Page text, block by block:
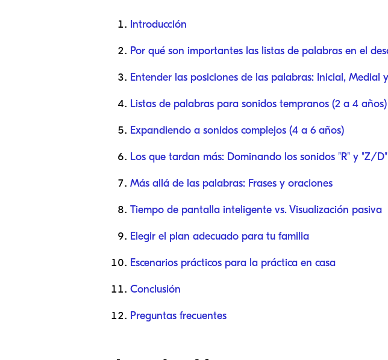
Introducción
Por qué son importantes las listas de palabras en el
Entender las posiciones de las palabras: Inicial, Medial
Listas de palabras para sonidos tempranos (2 a 4 años)
Expandiendo a sonidos complejos (4 a 6 años)
Los que tardan más: Dominando los sonidos "R" y "Z/D"
Más allá de las palabras: Frases y oraciones
Tiempo de pantalla inteligente vs. Visualización pasiva
Elegir el plan adecuado para tu familia
Escenarios prácticos para la práctica en casa
Conclusión
Preguntas frecuentes